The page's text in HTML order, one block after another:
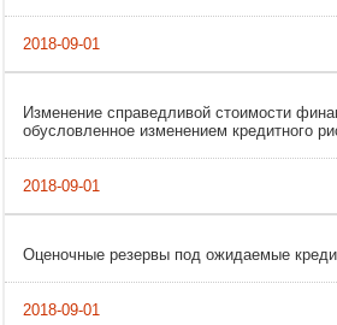
Изменение справедливой стоимости
обусловленное изменением кредитного
Оценочные резервы под ожидаемые